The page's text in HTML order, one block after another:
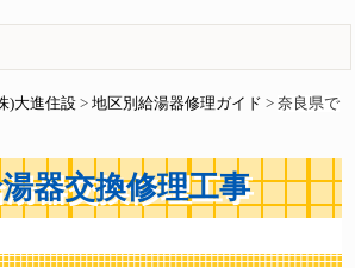
)大進住設 >地区別給湯器修理ガイド >奈良県で
器交換修理工事